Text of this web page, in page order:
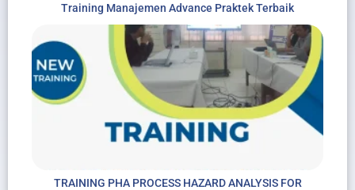
Training Manajemen Advance Praktek Terbaik
TRAINING PHA PROCESS HAZARD ANALYSIS FOR